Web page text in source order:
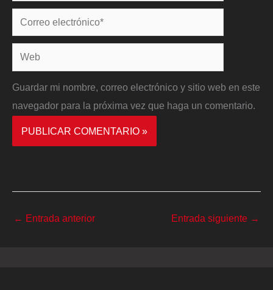
Correo
electrónico*
Web
Guardar mi nombre, correo electrónico y sitio web en este
navegador para la próxima vez que haga un comentario.
← Entrada anterior Entrada siguiente →